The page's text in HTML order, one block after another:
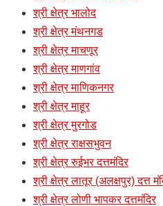
श्री क्षेत्र भालोद
श्री क्षेत्र मंथनगड
श्री क्षेत्र माचणूर
श्री क्षेत्र माणगांव
श्री क्षेत्र माणिकनगर
श्री क्षेत्र माहूर
श्री क्षेत्र मुरगोड
श्री क्षेत्र राक्षसभुवन
श्री क्षेत्र रुईभर दत्तमंदिर
श्री क्षेत्र लातूर (अलक्षपुर) दत्त
श्री क्षेत्र लोणी भापकर दत्तमंदिर